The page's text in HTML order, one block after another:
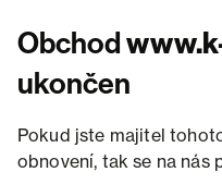
Obchod
ukončen
Pokud jste majitel
obnovení, tak se na nás